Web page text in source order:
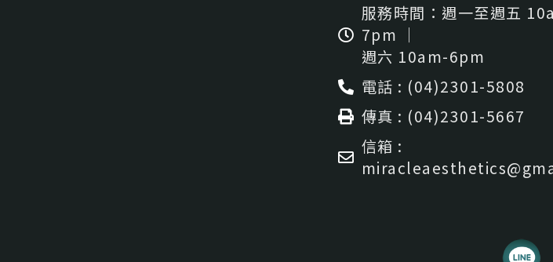
服務時間：週一至週五
7pm ｜
週六 10am-6pm
電話 : (04)2301-5808
傳真 : (04)2301-5667
信箱 :